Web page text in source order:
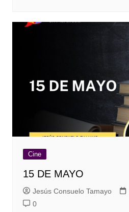
Cine
15 DE MAYO
Jesús Consuelo Tamayo
0